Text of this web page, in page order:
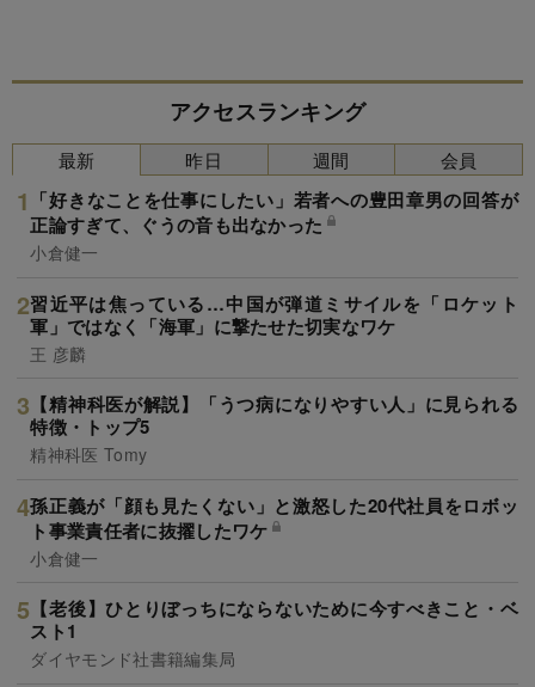
アクセスランキング
最新
「好きなことを仕事にしたい」若者への豊田章男の回答が
正論すぎて、ぐうの音も出なかった
小倉健一
習近平は焦っている…中国が弾道ミサイルを「ロケット
軍」ではなく「海軍」に撃たせた切実なワケ
王 彦麟
【精神科医が解説】「うつ病になりやすい人」に見られる
特徴・トップ5
精神科医 Tomy
孫正義が「顔も見たくない」と激怒した20代社員をロボッ
ト事業責任者に抜擢したワケ
小倉健一
【老後】ひとりぼっちにならないために今すべきこと・ベ
スト1
ダイヤモンド社書籍編集局
昨日 週間 会員